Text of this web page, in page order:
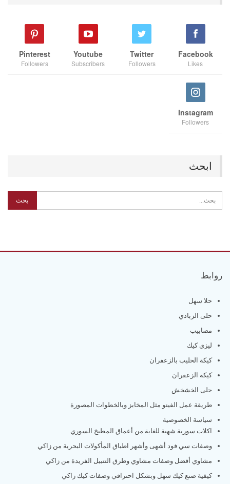
Facebook
Likes
Twitter
Followers
Youtube
Subscribers
Pinterest
Followers
Instagram
Followers
ابحث
روابط
حلا سهل
حلى الزبادي
مصابيب
ليزي كيك
كيكة الحليب بالزعفران
كيكة الزعفران
حلى الخشخش
طريقة عمل الفينو مثل المخابز وبالخطوات المصورة
سياسة الخصوصية
اكلات سورية شهية للغاية من أعماق المطبخ السوري
وصفات سي فود أشهى وأشهر اطباق المأكولات البحرية من زاكي
مشاوي أفضل وصفات مشاوي وطرق التتبيل الفريدة من زاكي
كيفية صنع كيك سهل وبشكل احترافي وصفات كيك زاكي